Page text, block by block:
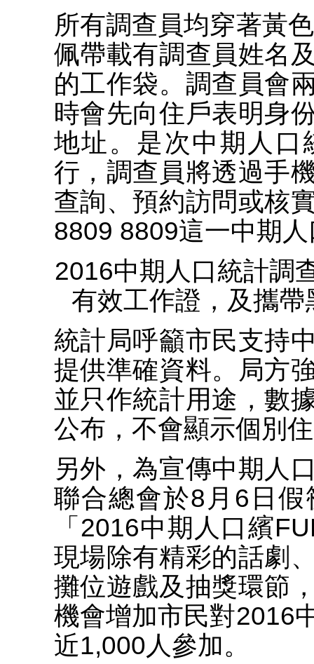
所有調查員均穿著黃
佩帶載有調查員姓名
的工作袋。調查員會
時會先向住戶表明身
地址。是次中期人口
行，調查員將透過手
查詢、預約訪問或核
8809 8809這一中期
2016中期人口統計調
有效工作證，及攜
統計局呼籲市民支持
提供準確資料。局方
並只作統計用途，數
公布，不會顯示個別
另外，為宣傳中期人
聯合總會於8月6日
「2016中期人口繽
現場除有精彩的話劇
攤位遊戲及抽獎環節
機會增加市民對2016
近1,000人參加。